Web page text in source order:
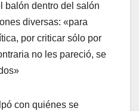
balón dentro del salón
diversas: «para
por criticar sólo por
no les pareció, se
con quiénes se